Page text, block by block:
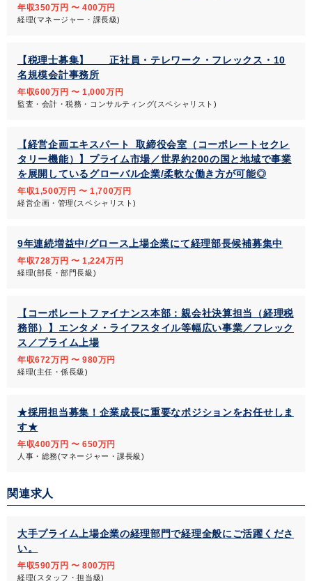
年収350万円 〜 400万円
経理(マネージャー・課長級)
【税理士募集】 正社員・テレワーク・フレックス・10
名規模会計事務所
年収600万円 〜 1,000万円
監査・会計・税務・コンサルティング(スペシャリスト)
【経営企画エキスパート_取締役会室（コーポレートセクレ
タリー機能）】プライム市場／世界約200の国と地域で事業
を展開しているグローバル企業/柔軟な働き方が可能◎
年収1,500万円 〜 1,700万円
経営企画・管理(スペシャリスト)
9年連続増益中/グロース上場企業にて経理部長候補募集中
年収728万円 〜 1,224万円
経理(部長・部門長級)
【コーポレートファイナンス本部：親会社決算担当（経理税
務部）】エンタメ・ライフスタイル等幅広い事業／フレック
ス／プライム上場
年収672万円 〜 980万円
経理(主任・係長級)
★採用担当募集！企業成長に重要なポジションをお任せしま
す★
年収400万円 〜 650万円
人事・総務(マネージャー・課長級)
関連求人
大手プライム上場企業の経理部門で経理全般にご活躍くださ
い。
年収590万円 〜 800万円
経理(スタッフ・担当級)